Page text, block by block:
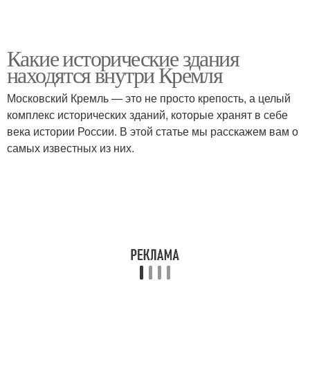
Какие исторические здания
находятся внутри Кремля
Московский Кремль — это не просто крепость, а целый
комплекс исторических зданий, которые хранят в себе
века истории России. В этой статье мы расскажем вам о
самых известных из них.